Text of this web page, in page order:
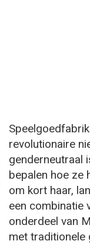
revolutionaire
genderneutraal
bepalen hoe ze
om kort haar,
een combinatie
onderdeel van
met traditionele